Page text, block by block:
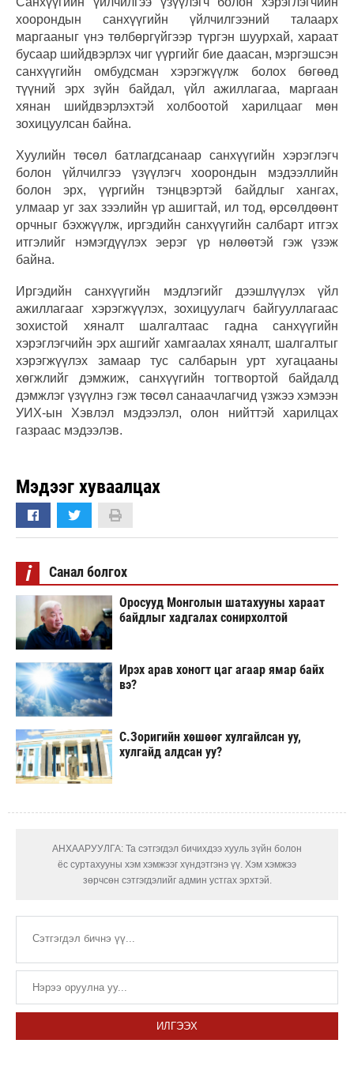
хоорондын санхүүгийн үйлчилгээний талаарх
маргааныг үнэ төлбөргүйгээр түргэн шуурхай, хараат
бусаар шийдвэрлэх чиг үүргийг бие даасан, мэргэшсэн
санхүүгийн омбудсман хэрэгжүүлж болох бөгөөд
түүний эрх зүйн байдал, үйл ажиллагаа, маргаан
хянан шийдвэрлэхтэй холбоотой харилцааг мөн
зохицуулсан байна.
Хуулийн төсөл батлагдсанаар санхүүгийн хэрэглэгч
болон үйлчилгээ үзүүлэгч хоорондын мэдээллийн
болон эрх, үүргийн тэнцвэртэй байдлыг хангах,
улмаар уг зах зээлийн үр ашигтай, ил тод, өрсөлдөөнт
орчныг бэхжүүлж, иргэдийн санхүүгийн салбарт итгэх
итгэлийг нэмэгдүүлэх эерэг үр нөлөөтэй гэж үзэж
байна.
Иргэдийн санхүүгийн мэдлэгийг дээшлүүлэх үйл
ажиллагааг хэрэгжүүлэх, зохицуулагч байгууллагаас
зохистой хяналт шалгалтаас гадна санхүүгийн
хэрэглэгчийн эрх ашгийг хамгаалах хяналт, шалгалтыг
хэрэгжүүлэх замаар тус салбарын урт хугацааны
хөгжлийг дэмжиж, санхүүгийн тогтвортой байдалд
дэмжлэг үзүүлнэ гэж төсөл санаачлагчид үзжээ хэмээн
УИХ-ын Хэвлэл мэдээлэл, олон нийттэй харилцах
газраас мэдээлэв.
Мэдээг хуваалцах
i Санал болгох
Оросууд Монголын шатахууны хараат
байдлыг хадгалах сонирхолтой
Ирэх арав хоногт цаг агаар ямар байх
вэ?
С.Зоригийн хөшөөг хулгайлсан уу,
хулгайд алдсан уу?
АНХААРУУЛГА: Та сэтгэгдэл бичихдээ хууль зүйн болон
ёс суртахууны хэм хэмжээг хүндэтгэнэ үү. Хэм хэмжээ
зөрчсөн сэтгэгдэлийг админ устгах эрхтэй.
ИЛГЭЭХ